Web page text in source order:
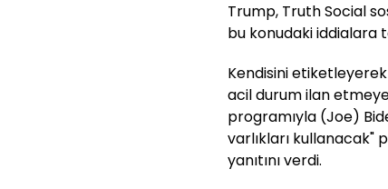
Trump, Truth Social
bu konudaki iddialara
Kendisini
acil durum ilan etmeye
programıyla (Joe)
varlıkları kullanacak"
yanıtını verdi.